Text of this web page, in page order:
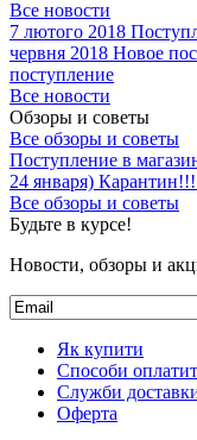
Все новости
7 лютого 2018
червня 2018 Новое
поступление
Все новости
Обзоры и советы
Все обзоры и советы
Поступление в
24 января)
Все обзоры и советы
Будьте в курсе!
Новости, обзоры и
Як купити
Способи
Служби
Оферта